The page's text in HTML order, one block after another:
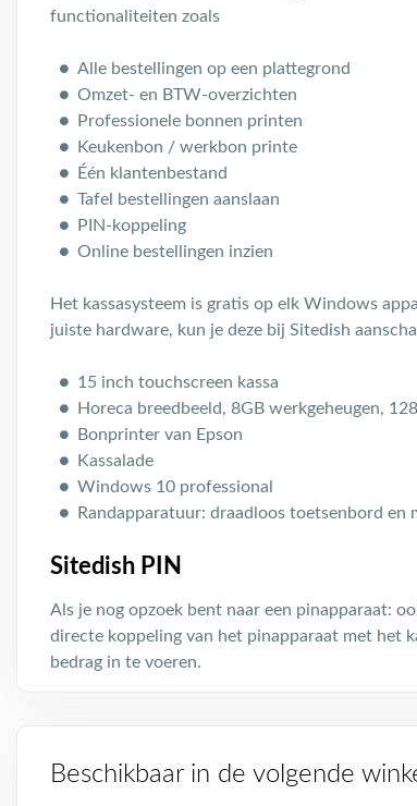
functionaliteiten zoals
Alle bestellingen op een plattegrond
Omzet- en BTW-overzichten
Professionele bonnen printen
Keukenbon / werkbon printe
Één klantenbestand
Tafel bestellingen aanslaan
PIN-koppeling
Online bestellingen inzien
Het kassasysteem is gratis op elk Windows
juiste hardware, kun je deze bij Sitedish
15 inch touchscreen kassa
Horeca breedbeeld, 8GB werkgeheugen,
Bonprinter van Epson
Kassalade
Windows 10 professional
Randapparatuur: draadloos toetsenbord en
Sitedish PIN
Als je nog opzoek bent naar een pinapparaat:
directe koppeling van het pinapparaat met het
bedrag in te voeren.
Beschikbaar in de volgende